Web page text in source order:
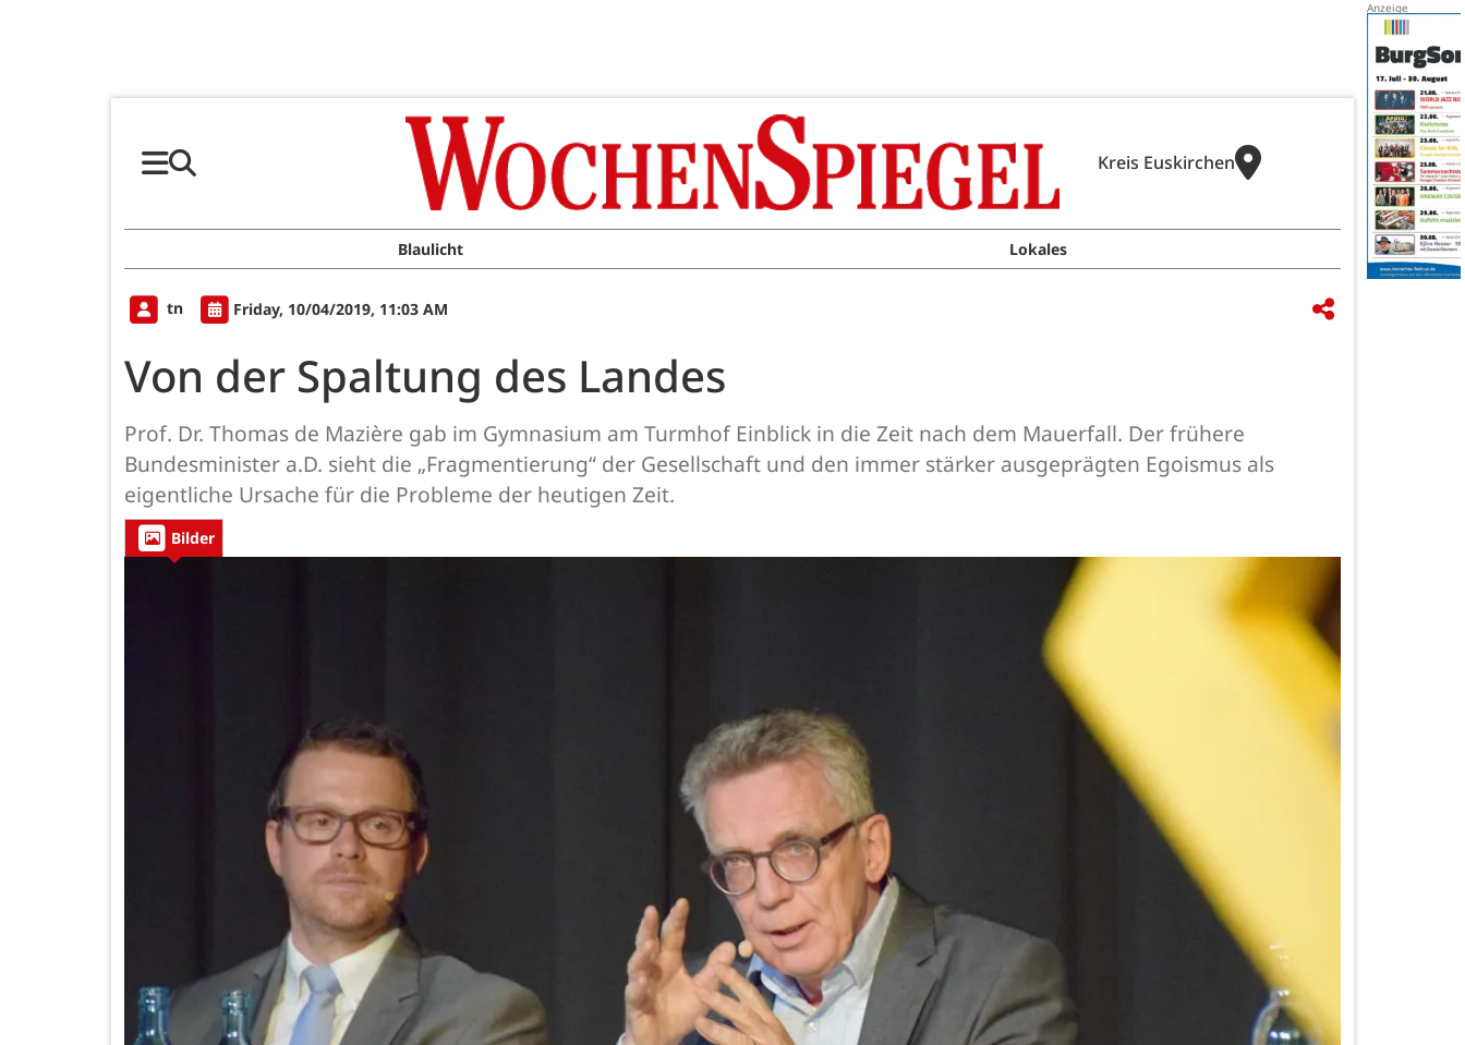
Kreis Euskirchen
Blaulicht Lokales
tn Friday, 10/04/2019, 11:03 AM
Von der Spaltung des Landes
Prof. Dr. Thomas de Mazière gab im Gymnasium am Turmhof Einblick in die Zeit nach dem Mauerfall. Der frühere
Bundesminister a.D. sieht die „Fragmentierung“ der Gesellschaft und den immer stärker ausgeprägten Egoismus als
eigentliche Ursache für die Probleme der heutigen Zeit.
Bilder